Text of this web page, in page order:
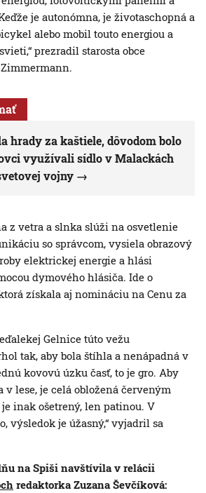
je autonómna, je životaschopná a
alebo mobil touto energiou a
prezradil starosta obce
hrady za kaštiele, dôvodom bolo
využívali sídlo v Malackách
vojny
z vetra a slnka slúži na osvetlenie
so správcom, vysiela obrazový
elektrickej energie a hlási
dymového hlásiča. Ide o
získala aj nomináciu na Cenu za
Gelnice túto vežu
tak, aby bola štíhla a nenápadná v
kovovú úzku časť, to je gro. Aby
v lese, je celá obložená červeným
inak ošetrený, len patinou. V
výsledok je úžasný,“ vyjadril sa
na Spiši navštívila v relácii
redaktorka Zuzana Ševčíková: